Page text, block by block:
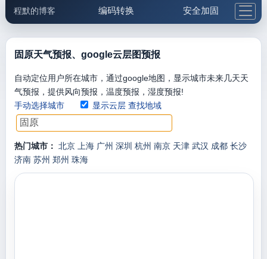
程默的博客 编码转换 安全加固
邮件工具 生活便民
5.1支付宝大红包
固原天气预报、google云层图预报
自动定位用户所在城市，通过google地图，显示城市未来几天天
气预报，提供风向预报，温度预报，湿度预报!
手动选择城市
显示云层 查找地域
热门城市： 北京 上海 广州 深圳 杭州 南京 天津 武汉 成都 长沙
济南 苏州 郑州 珠海